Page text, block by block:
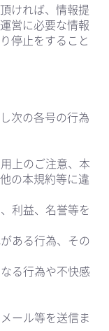
ければ、情報提
営に必要な情報
停止をすること
次の各号の行為
上のご注意、本
の本規約等に違
利益、名誉等を
ある行為、その
る行為や不快感
ール等を送信ま